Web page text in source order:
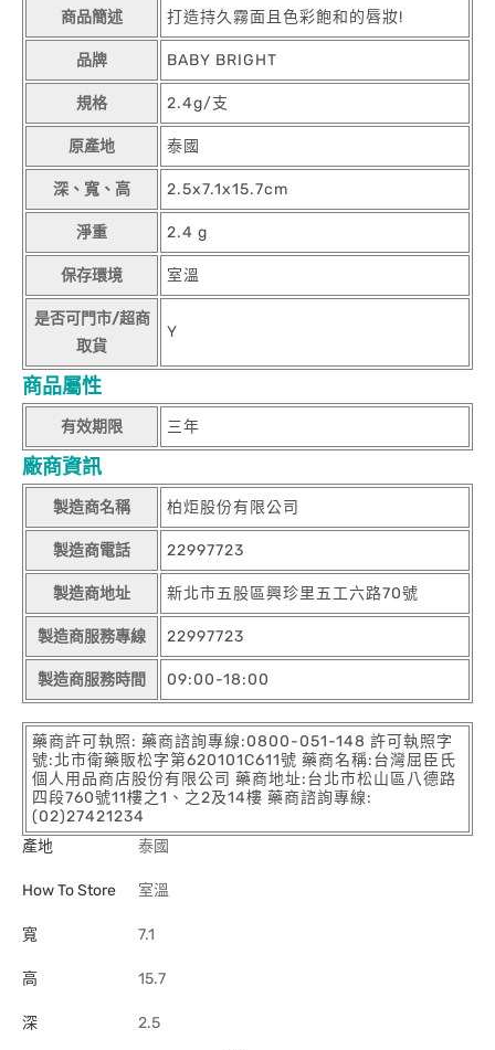
商品簡述 打造持久霧面且色彩飽和的唇妝!
品牌 BABY BRIGHT
規格 2.4g/支
原產地 泰國
深、寬、高 2.5x7.1x15.7cm
淨重 2.4 g
保存環境 室溫
是否可門市/超商
取貨
Y
商品屬性
有效期限 三年
廠商資訊
製造商名稱 柏炬股份有限公司
製造商電話 22997723
製造商地址 新北市五股區興珍里五工六路70號
製造商服務專線 22997723
製造商服務時間 09:00-18:00
藥商許可執照: 藥商諮詢專線:0800-051-148 許可執照字
號:北市衛藥販松字第620101C611號 藥商名稱:台灣屈臣氏
個人用品商店股份有限公司 藥商地址:台北市松山區八德路
四段760號11樓之1、之2及14樓 藥商諮詢專線:
(02)27421234
產地
泰國
How To Store 室溫
寬 7.1
高 15.7
深 2.5